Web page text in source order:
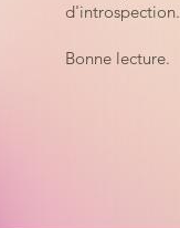
d'introspection.
Bonne lecture.